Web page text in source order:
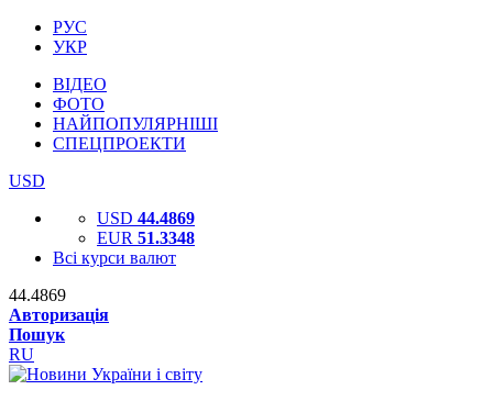
РУС
УКР
ВІДЕО
ФОТО
НАЙПОПУЛЯРНІШІ
СПЕЦПРОЕКТИ
USD
USD 44.4869
EUR 51.3348
Всі курси валют
44.4869
Авторизація
Пошук
RU